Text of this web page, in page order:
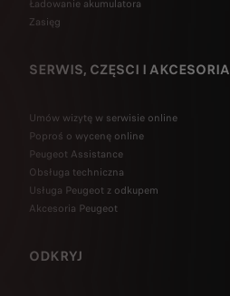
Ładowanie akumulatora
Zasięg
SERWIS, CZĘSCI I AKCESORIA
Umów wizytę w serwisie online
Poproś o wycenę online
Peugeot Assistance
Obsługa techniczna
Usługa Peugeot z odkupem
Akcesoria Peugeot
ODKRYJ